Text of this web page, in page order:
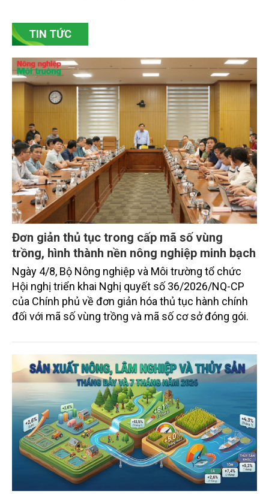
Bắc Ninh, nhiều nghệ nhân và cơ sở sản xuất đã
chủ động đổi mới tư duy, đầu tư công nghệ, xây
TIN TỨC
Đơn giản thủ tục trong cấp mã số vùng
trồng, hình thành nền nông nghiệp minh bạch
Ngày 4/8, Bộ Nông nghiệp và Môi trường tổ chức
Hội nghị triển khai Nghị quyết số 36/2026/NQ-CP
của Chính phủ về đơn giản hóa thủ tục hành chính
đối với mã số vùng trồng và mã số cơ sở đóng gói.